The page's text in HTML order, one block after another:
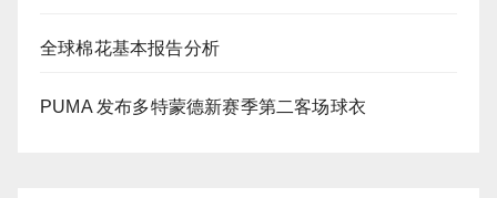
全球棉花基本报告分析
PUMA 发布多特蒙德新赛季第二客场球衣